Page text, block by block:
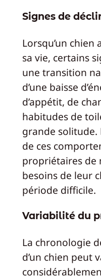
Signes de
Lorsqu’un
sa vie, certains
une transition
d’une baisse
d’appétit, de
habitudes de
grande solitude.
de ces
propriétaires de
besoins de leur
période difficile.
Variabilité du
La chronologie
d’un chien peut